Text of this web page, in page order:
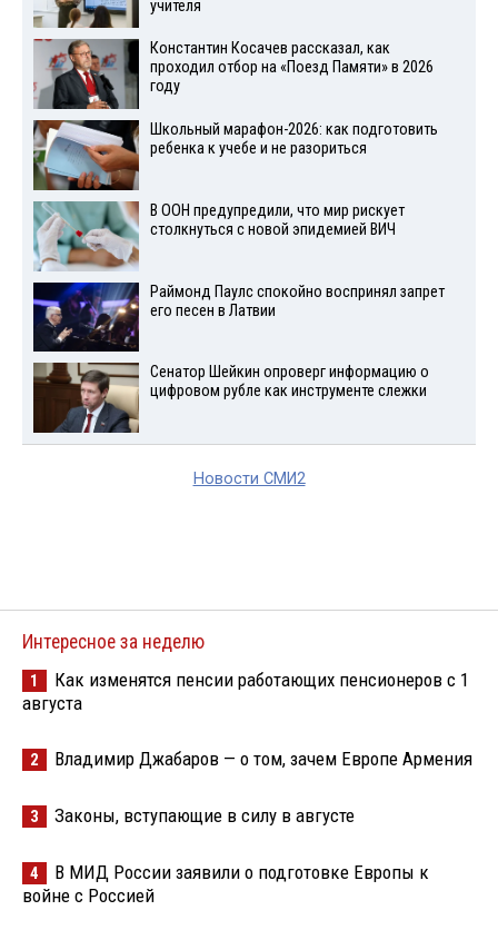
учителя
Константин Косачев рассказал, как
проходил отбор на «Поезд Памяти» в 2026
году
Школьный марафон-2026: как подготовить
ребенка к учебе и не разориться
В ООН предупредили, что мир рискует
столкнуться с новой эпидемией ВИЧ
Раймонд Паулс спокойно воспринял запрет
его песен в Латвии
Сенатор Шейкин опроверг информацию о
цифровом рубле как инструменте слежки
Новости СМИ2
Интересное за неделю
1
Как изменятся пенсии работающих пенсионеров с 1
августа
2 Владимир Джабаров — о том, зачем Европе Армения
3 Законы, вступающие в силу в августе
4
В МИД России заявили о подготовке Европы к
войне с Россией